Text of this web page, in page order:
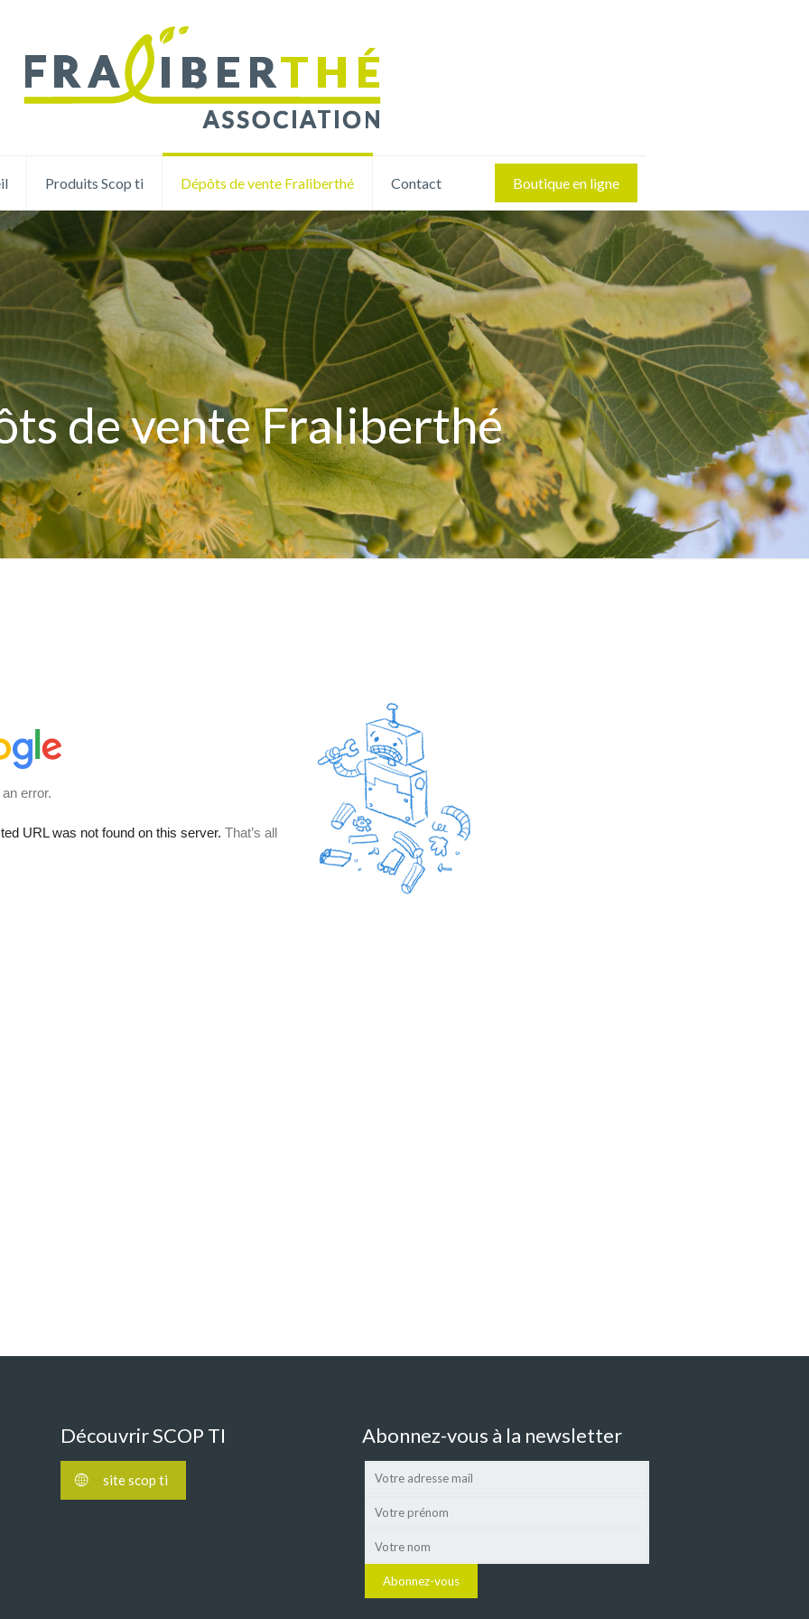
Produits Scop ti Dépôts de vente Fraliberthé Contact Boutique en ligne
de vente Fraliberthé
Découvrir SCOP TI
site scop ti
Abonnez-vous à la newsletter